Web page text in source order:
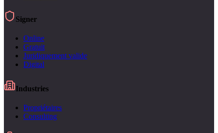
Signer
Online
Gratuit
Juridiquement valide
Digital
Industries
Propriétaires
Consulting